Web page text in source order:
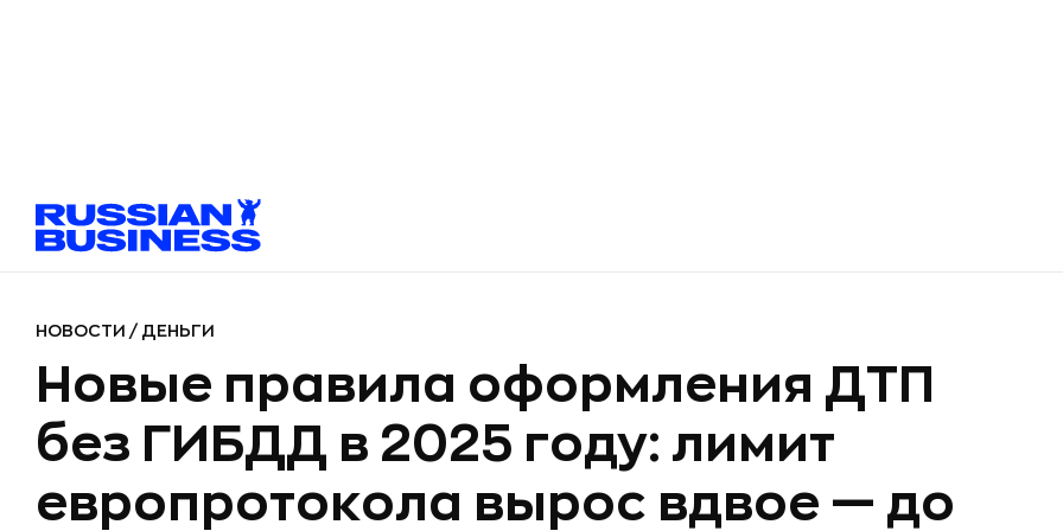
НОВОСТИ / ДЕНЬГИ
Новые правила оформления ДТП
без ГИБДД в 2025 году: лимит
европротокола вырос вдвое — до